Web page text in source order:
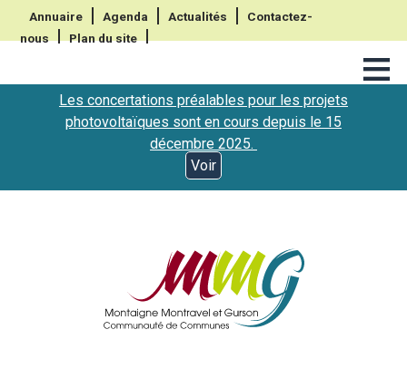
Annuaire Agenda Actualités
Contactez-
nous
Plan du site ≡
Les concertations préalables pour les projets
photovoltaïques sont en cours depuis le 15
décembre 2025.
Voir